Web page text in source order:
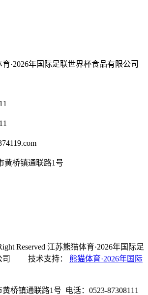
·2026年国际足联世界杯食品有限公司
黄桥镇通联路1号
Reserved 江苏熊猫体育·2026年国际足
司 技术支持： 熊猫体育·2026年国际
桥镇通联路1号 电话：0523-87308111